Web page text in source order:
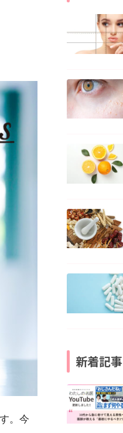
。今
新着記事